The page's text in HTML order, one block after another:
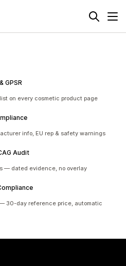
GPSR
on every cosmetic product page
info, EU rep & safety warnings
Audit
— dated evidence, no overlay
30-day reference price, automatic